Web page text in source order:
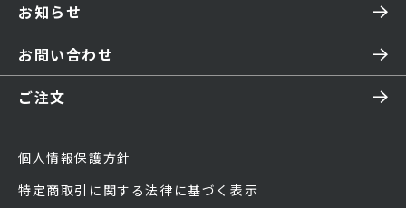
お知らせ
お問い合わせ
ご注文
個人情報保護方針
特定商取引に関する法律に基づく表示